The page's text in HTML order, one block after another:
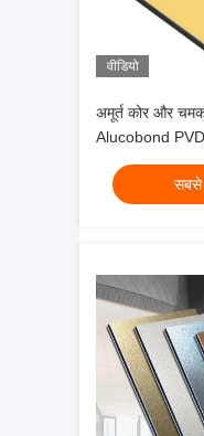
वीडियो
अमूर्त कोर और
Alucobond
सबसे